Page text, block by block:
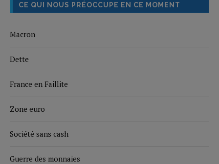
CE QUI NOUS PRÉOCCUPE EN CE MOMENT
Macron
Dette
France en Faillite
Zone euro
Société sans cash
Guerre des monnaies